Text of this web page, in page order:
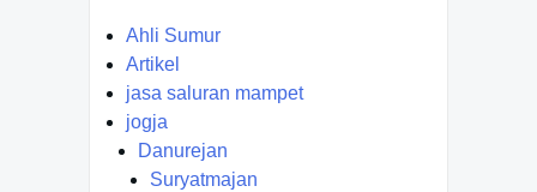
Ahli Sumur
Artikel
jasa saluran mampet
jogja
Danurejan
Suryatmajan